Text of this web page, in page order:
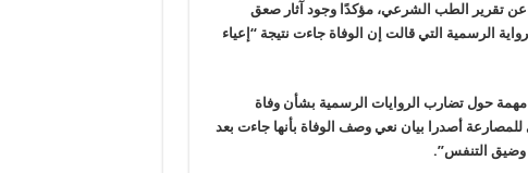
تقرير الطب الشرعي، مؤكدًا وجود آثار صعق
الرسمية التي قالت إن الوفاة جاءت نتيجة “إعياء
حول تضارب الروايات الرسمية بشأن وفاة
للمصارعة أصدرا بيان نعي وصف الوفاة بأنها جاءت بعد
وضيق التنفس”.